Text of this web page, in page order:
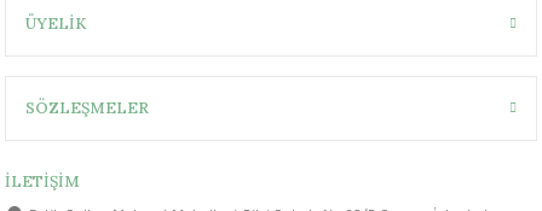
ÜYELİK
SÖZLEŞMELER
İLETİŞİM